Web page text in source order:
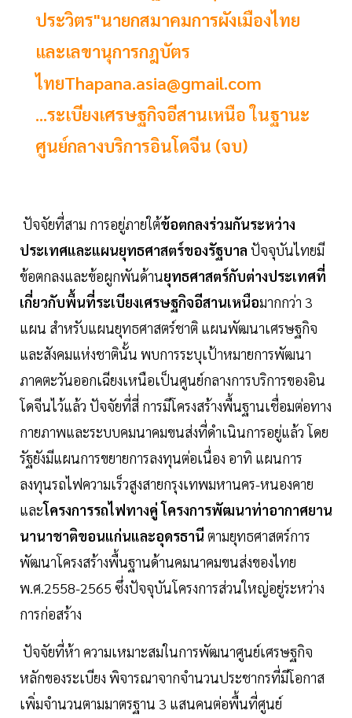
ประวิตร"นายกสมาคมการผังเมืองไทย
และเลขานุการกฎบัตร
ไทยThapana.asia@gmail.com
...ระเบียงเศรษฐกิจอีสานเหนือ ในฐานะ
ศูนย์กลางบริการอินโดจีน (จบ)
ปัจจัยที่สาม การอยู่ภายใต้ข้อตกลงร่วมกันระหว่าง
ประเทศและแผนยุทธศาสตร์ของรัฐบาล ปัจจุบันไทยมี
ข้อตกลงและข้อผูกพันด้านยุทธศาสตร์กับต่างประเทศที่
เกี่ยวกับพื้นที่ระเบียงเศรษฐกิจอีสานเหนือมากกว่า 3
แผน สำหรับแผนยุทธศาสตร์ชาติ แผนพัฒนาเศรษฐกิจ
และสังคมแห่งชาตินั้น พบการระบุเป้าหมายการพัฒนา
ภาคตะวันออกเฉียงเหนือเป็นศูนย์กลางการบริการของอิน
โดจีนไว้แล้ว ปัจจัยที่สี่ การมีโครงสร้างพื้นฐานเชื่อมต่อทาง
กายภาพและระบบคมนาคมขนส่งที่ดำเนินการอยู่แล้ว โดย
รัฐยังมีแผนการขยายการลงทุนต่อเนื่อง อาทิ แผนการ
ลงทุนรถไฟความเร็วสูงสายกรุงเทพมหานคร-หนองคาย
และโครงการรถไฟทางคู่ โครงการพัฒนาท่าอากาศยาน
นานาชาติขอนแก่นและอุดรธานี ตามยุทธศาสตร์การ
พัฒนาโครงสร้างพื้นฐานด้านคมนาคมขนส่งของไทย
พ.ศ.2558-2565 ซึ่งปัจจุบันโครงการส่วนใหญ่อยู่ระหว่าง
การก่อสร้าง
ปัจจัยที่ห้า ความเหมาะสมในการพัฒนาศูนย์เศรษฐกิจ
หลักของระเบียง พิจารณาจากจำนวนประชากรที่มีโอกาส
เพิ่มจำนวนตามมาตรฐาน 3 แสนคนต่อพื้นที่ศูนย์